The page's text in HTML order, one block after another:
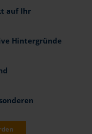
auf Ihr
Hintergründe